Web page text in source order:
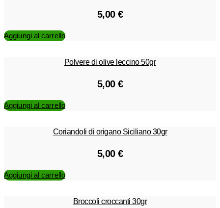
5,00 €
Aggiungi al carrello
Polvere di olive leccino 50gr
5,00 €
Aggiungi al carrello
Coriandoli di origano Siciliano 30gr
5,00 €
Aggiungi al carrello
Broccoli croccanti 30gr